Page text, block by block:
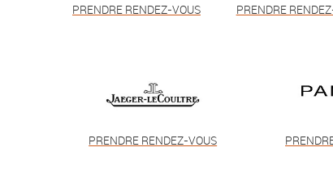
PRENDRE RENDEZ-VOUS PRENDRE
PRENDRE RENDEZ-VOUS